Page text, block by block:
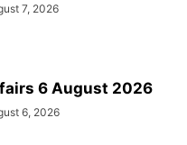
7, 2026
6 August 2026
6, 2026